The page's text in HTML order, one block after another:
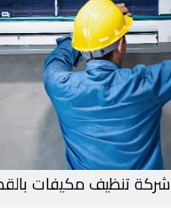
شركة تنظيف مكيفات